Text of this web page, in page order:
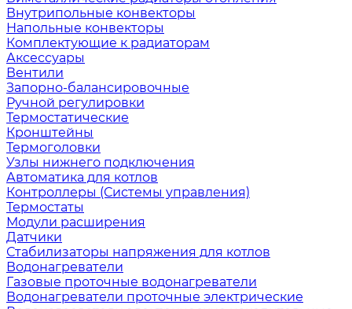
Внутрипольные конвекторы
Напольные конвекторы
Комплектующие к радиаторам
Аксессуары
Вентили
Запорно-балансировочные
Ручной регулировки
Термостатические
Кронштейны
Термоголовки
Узлы нижнего подключения
Автоматика для котлов
Контроллеры (Системы управления)
Термостаты
Модули расширения
Датчики
Стабилизаторы напряжения для котлов
Водонагреватели
Газовые проточные водонагреватели
Водонагреватели проточные электрические